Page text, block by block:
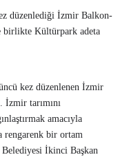
düzenlediği İzmir Balkon-
birlikte Kültürpark adeta
kez düzenlenen İzmir
tarımını
amacıyla
rengarenk bir ortam
Belediyesi İkinci Başkan